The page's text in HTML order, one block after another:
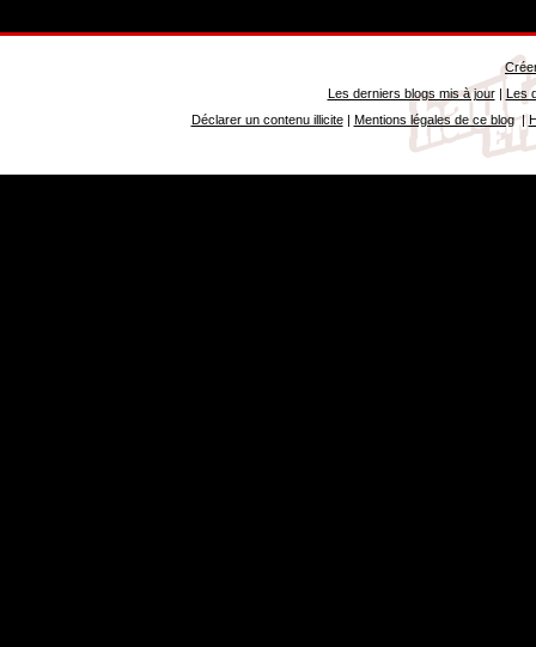
Les derniers blogs mis à jour| Les
Déclarer un contenu illicite| Mentions légales de ce blog|